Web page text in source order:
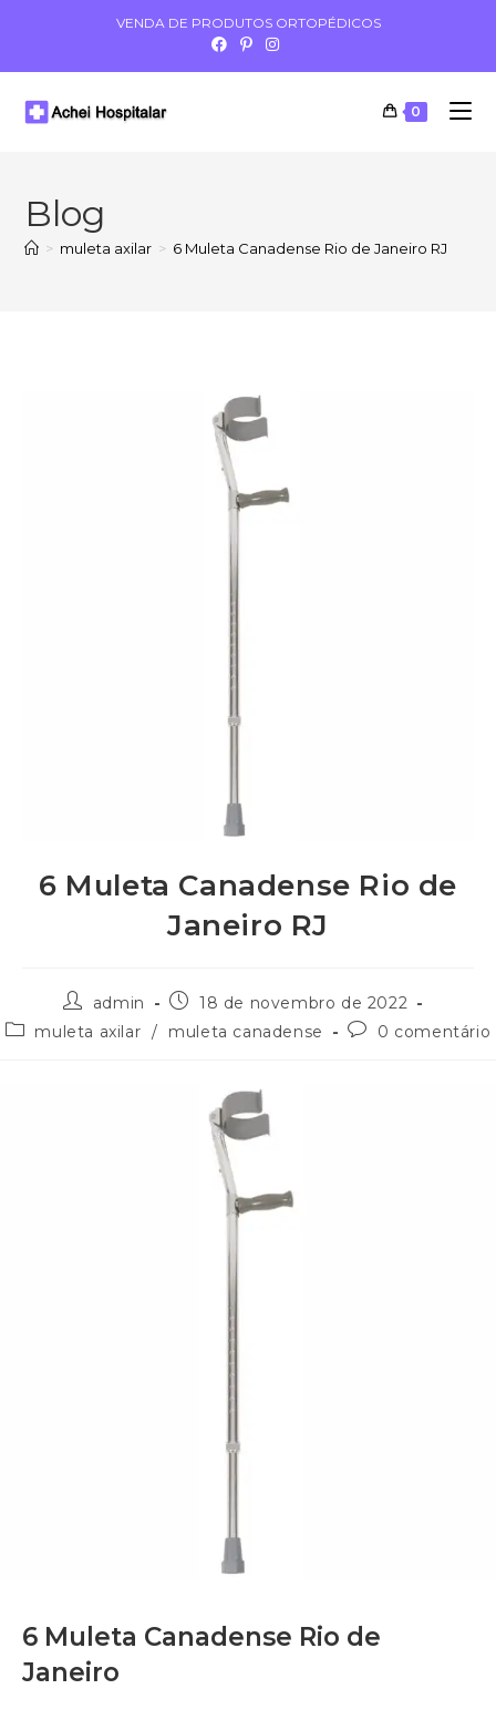
VENDA DE PRODUTOS ORTOPÉDICOS
0
Blog
> muleta axilar > 6 Muleta Canadense Rio de Janeiro RJ
6 Muleta Canadense Rio de
Janeiro RJ
admin
18 de novembro de 2022
muleta axilar / muleta canadense 0 comentário
6 Muleta Canadense Rio de
Janeiro